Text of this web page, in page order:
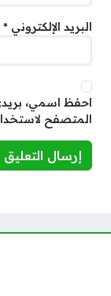
البريد الإلكتروني *
احفظ اسمي، بريدي
المتصفح